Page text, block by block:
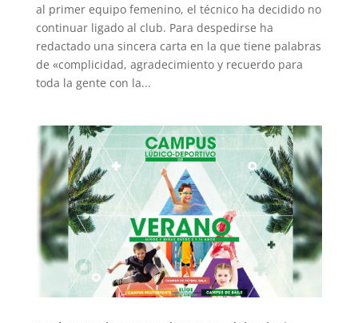
al primer equipo femenino, el técnico ha decidido no
continuar ligado al club. Para despedirse ha
redactado una sincera carta en la que tiene palabras
de «complicidad, agradecimiento y recuerdo para
toda la gente con la...